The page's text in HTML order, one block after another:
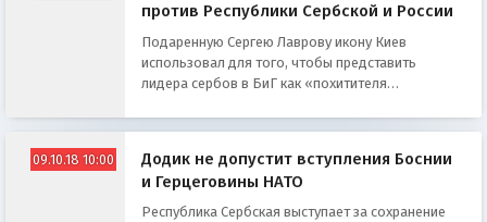
против Республики Сербской и России
Подаренную Сергею Лаврову икону Киев
использовал для того, чтобы представить
лидера сербов в БиГ как «похитителя
09.10.18 10:00
Додик не допустит вступления Боснии
и Герцеговины НАТО
Республика Сербская выступает за сохранение